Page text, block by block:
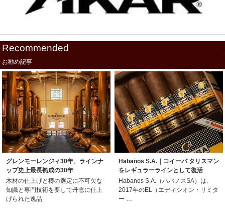
Recommended
お勧め記事
グレンモーレンジィ30年、ラインナ
ップ史上最長熟成の30年
木材の仕上げと樽の選定に不可欠な
知識と専門技術を要して丹念に仕上
げられた逸品
Habanos S.A.｜コイーバ タリスマン
をレギュラーラインとして復活
Habanos S.A.（ハバノスSA）は、
2017年のEL（エディシオン・リミタ
ー …